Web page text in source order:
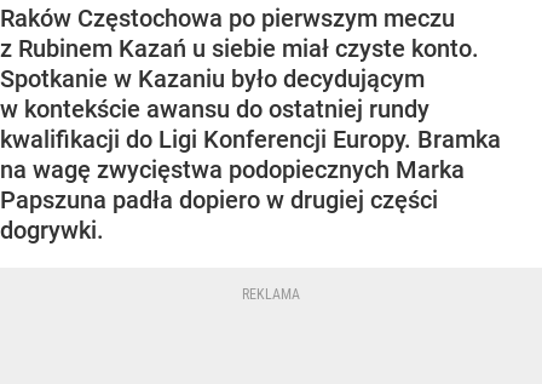
Raków Częstochowa po pierwszym meczu
z Rubinem Kazań u siebie miał czyste konto.
Spotkanie w Kazaniu było decydującym
w kontekście awansu do ostatniej rundy
kwalifikacji do Ligi Konferencji Europy. Bramka
na wagę zwycięstwa podopiecznych Marka
Papszuna padła dopiero w drugiej części
dogrywki.